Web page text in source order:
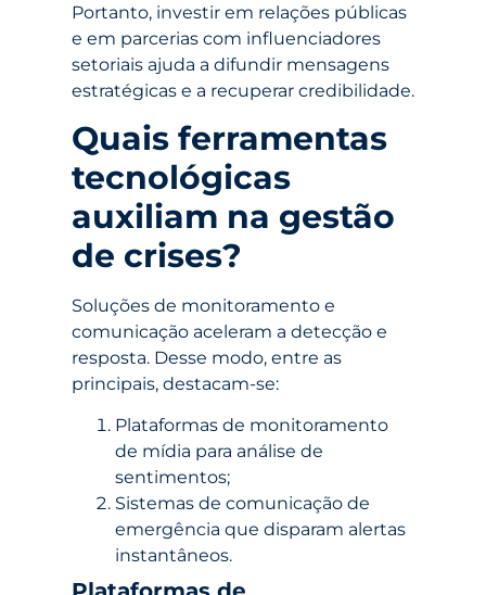
Portanto, investir em relações públicas
e em parcerias com influenciadores
setoriais ajuda a difundir mensagens
estratégicas e a recuperar credibilidade.
Quais ferramentas
tecnológicas
auxiliam na gestão
de crises?
Soluções de monitoramento e
comunicação aceleram a detecção e
resposta. Desse modo, entre as
principais, destacam-se:
Plataformas de monitoramento
de mídia para análise de
sentimentos;
Sistemas de comunicação de
emergência que disparam alertas
instantâneos.